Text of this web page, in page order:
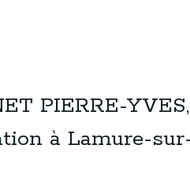
PIERRE-
à Lamure-